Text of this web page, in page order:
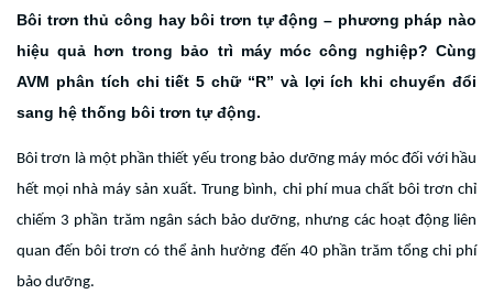
Bôi trơn thủ công hay bôi trơn tự động – phương pháp nào
hiệu quả hơn trong bảo trì máy móc công nghiệp? Cùng
AVM phân tích chi tiết 5 chữ “R” và lợi ích khi chuyển đổi
sang hệ thống bôi trơn tự động.
Bôi trơn là một phần thiết yếu trong bảo dưỡng máy móc đối với hầu
hết mọi nhà máy sản xuất. Trung bình, chi phí mua chất bôi trơn chỉ
chiếm 3 phần trăm ngân sách bảo dưỡng, nhưng các hoạt động liên
quan đến bôi trơn có thể ảnh hưởng đến 40 phần trăm tổng chi phí
bảo dưỡng.